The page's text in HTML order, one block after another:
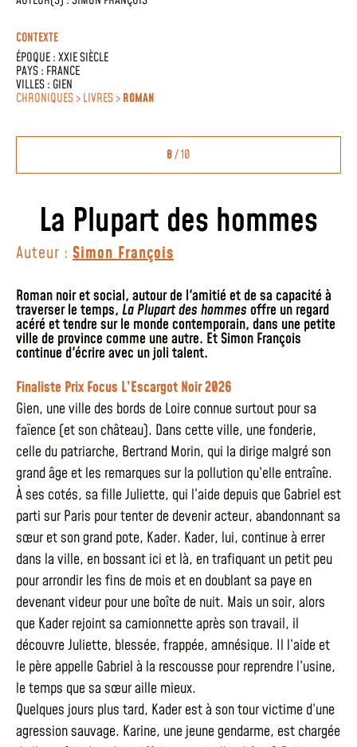
CONTEXTE
ÉPOQUE :XXIE SIÈCLE
PAYS : FRANCE
VILLES : GIEN
CHRONIQUES > LIVRES >ROMAN
8/ 10
La Plupart des hommes
Auteur : Simon François
Roman noir et social, autour de l'amitié et de sa capacité à
traverser le temps, La Plupart des hommesoffre un regard
acéré et tendre sur le monde contemporain, dans une petite
ville de province comme une autre. Et Simon François
continue d'écrire avec un joli talent.
Finaliste Prix Focus L’Escargot Noir 2026
Gien, une ville des bords de Loire connue surtout pour sa
faïence (et son château). Dans cette ville, une fonderie,
celle du patriarche, Bertrand Morin, qui la dirige malgré son
grand âge et les remarques sur la pollution qu’elle entraîne.
À ses cotés, sa fille Juliette, qui l’aide depuis que Gabriel est
parti sur Paris pour tenter de devenir acteur, abandonnant sa
sœur et son grand pote, Kader. Kader, lui, continue à errer
dans la ville, en bossant ici et là, en trafiquant un petit peu
pour arrondir les fins de mois et en doublant sa paye en
devenant videur pour une boîte de nuit. Mais un soir, alors
que Kader rejoint sa camionnette après son travail, il
découvre Juliette, blessée, frappée, amnésique. Il l’aide et
le père appelle Gabriel à la rescousse pour reprendre l’usine,
le temps que sa sœur aille mieux.
Quelques jours plus tard, Kader est à son tour victime d’une
agression sauvage. Karine, une jeune gendarme, est chargée